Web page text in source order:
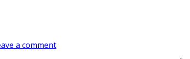
a comment